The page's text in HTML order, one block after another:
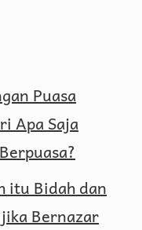
Puasa
Apa Saja
itu Bidah dan
Bernazar